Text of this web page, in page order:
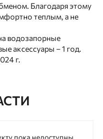
Благодаря этому
теплым, а не
водозапорные
аксессуары – 1 год.
г.
пока недоступны